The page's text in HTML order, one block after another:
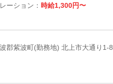
ーション： 時給1,300円〜
郡紫波町(勤務地) 北上市大通り